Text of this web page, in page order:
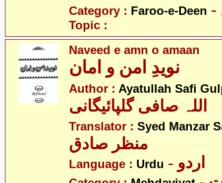
Category : Faroo-e-Deen
Topic :
Naveed e amn o amaan
نویدِ امن و امان
Author : Ayatullah Safi
اللہ صافی گلپائیگانی
Translator : Syed Manzar
منظر صادق
Language : Urdu - اردو